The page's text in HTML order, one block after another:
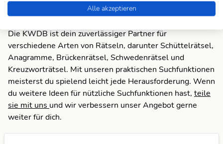
Die KWDB ist dein zuverlässiger Partner für
verschiedene Arten von Rätseln, darunter Schüttelrätsel,
Anagramme, Brückenrätsel, Schwedenrätsel und
Kreuzworträtsel. Mit unseren praktischen Suchfunktionen
meisterst du spielend leicht jede Herausforderung. Wenn
du weitere Ideen für nützliche Suchfunktionen hast, teile
sie mit uns und wir verbessern unser Angebot gerne
weiter für dich.
Alle akzeptieren